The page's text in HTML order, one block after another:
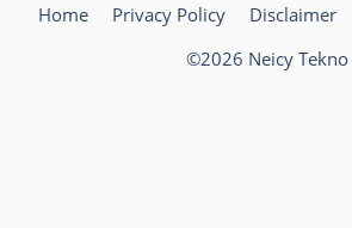
Home Privacy Policy Disclaimer
©2026 Neicy Tekno